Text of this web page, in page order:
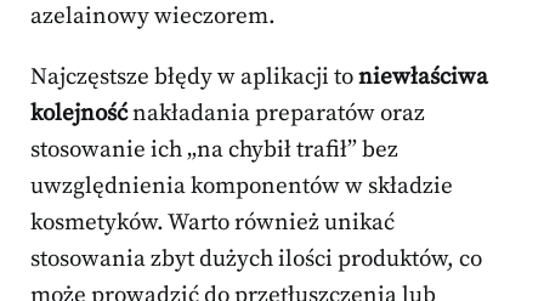
azelainowy wieczorem.
Najczęstsze błędy w aplikacji toniewłaściwa
kolejnośćnakładania preparatów oraz
stosowanie ich „na chybił trafił” bez
uwzględnienia komponentów w składzie
kosmetyków. Warto również unikać
stosowania zbyt dużych ilości produktów, co
może prowadzić do przetłuszczenia lub